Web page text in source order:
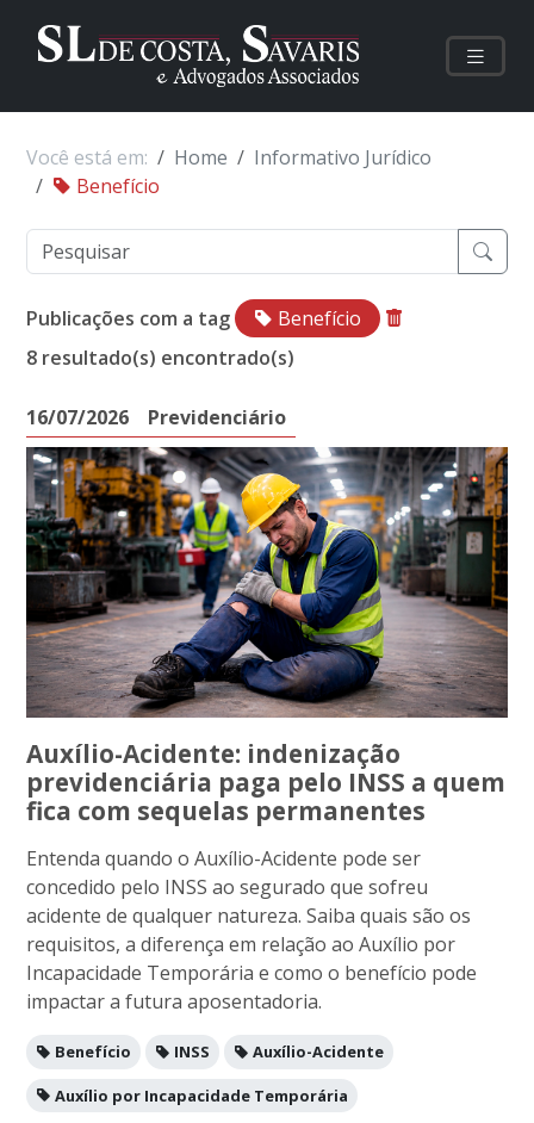
Você está em: Home
Informativo Jurídico
Benefício
Publicações com a tag
Benefício
8 resultado(s) encontrado(s)
16/07/2026 Previdenciário
Auxílio-Acidente: indenização
previdenciária paga pelo INSS a quem
fica com sequelas permanentes
Entenda quando o Auxílio-Acidente pode ser
concedido pelo INSS ao segurado que sofreu
acidente de qualquer natureza. Saiba quais são os
requisitos, a diferença em relação ao Auxílio por
Incapacidade Temporária e como o benefício pode
impactar a futura aposentadoria.
Benefício INSS Auxílio-Acidente
Auxílio por Incapacidade Temporária